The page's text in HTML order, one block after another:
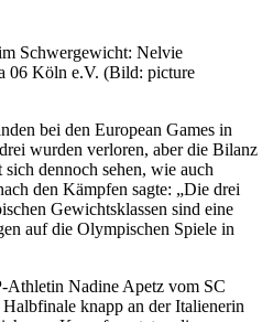
Schwergewicht: Nelvie
06 Köln e.V. (Bild: picture
bei den European Games in
wurden verloren, aber die Bilanz
dennoch sehen, wie auch
den Kämpfen sagte: „Die drei
Gewichtsklassen sind eine
auf die Olympischen Spiele in
Athletin Nadine Apetz vom SC
knapp an der Italienerin